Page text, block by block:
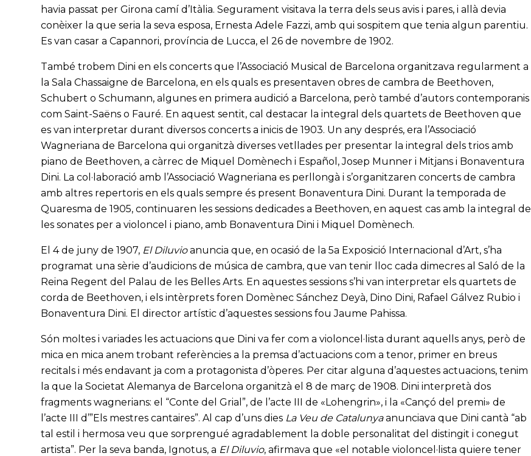
havia passat per Girona camí d’Itàlia. Segurament visitava la terra dels seus avis i pares, i allà devia
conèixer la que seria la seva esposa, Ernesta Adele Fazzi, amb qui sospitem que tenia algun parentiu.
Es van casar a Capannori, província de Lucca, el 26 de novembre de 1902.
També trobem Dini en els concerts que l’Associació Musical de Barcelona organitzava regularment a
la Sala Chassaigne de Barcelona, en els quals es presentaven obres de cambra de Beethoven,
Schubert o Schumann, algunes en primera audició a Barcelona, però també d’autors contemporanis
com Saint-Saëns o Fauré. En aquest sentit, cal destacar la integral dels quartets de Beethoven que
es van interpretar durant diversos concerts a inicis de 1903. Un any després, era l’Associació
Wagneriana de Barcelona qui organitzà diverses vetllades per presentar la integral dels trios amb
piano de Beethoven, a càrrec de Miquel Domènech i Español, Josep Munner i Mitjans i Bonaventura
Dini. La col·laboració amb l’Associació Wagneriana es perllongà i s’organitzaren concerts de cambra
amb altres repertoris en els quals sempre és present Bonaventura Dini. Durant la temporada de
Quaresma de 1905, continuaren les sessions dedicades a Beethoven, en aquest cas amb la integral de
les sonates per a violoncel i piano, amb Bonaventura Dini i Miquel Domènech.
El 4 de juny de 1907, El Diluvioanuncia que, en ocasió de la 5a Exposició Internacional d’Art, s’ha
programat una sèrie d’audicions de música de cambra, que van tenir lloc cada dimecres al Saló de la
Reina Regent del Palau de les Belles Arts. En aquestes sessions s’hi van interpretar els quartets de
corda de Beethoven, i els intèrprets foren Domènec Sánchez Deyà, Dino Dini, Rafael Gálvez Rubio i
Bonaventura Dini. El director artístic d’aquestes sessions fou Jaume Pahissa.
Són moltes i variades les actuacions que Dini va fer com a violoncel·lista durant aquells anys, però de
mica en mica anem trobant referències a la premsa d’actuacions com a tenor, primer en breus
recitals i més endavant ja com a protagonista d’òperes. Per citar alguna d’aquestes actuacions, tenim
la que la Societat Alemanya de Barcelona organitzà el 8 de març de 1908. Dini interpretà dos
fragments wagnerians: el “Conte del Grial”, de l’acte III de «Lohengrin», i la «Cançó del premi» de
l’acte III d’”Els mestres cantaires”. Al cap d’uns dies La Veu de Catalunyaanunciava que Dini cantà “ab
tal estil i hermosa veu que sorprengué agradablement la doble personalitat del distingit i conegut
artista”. Per la seva banda, Ignotus, a El Diluvio, afirmava que «el notable violoncel·lista quiere tener